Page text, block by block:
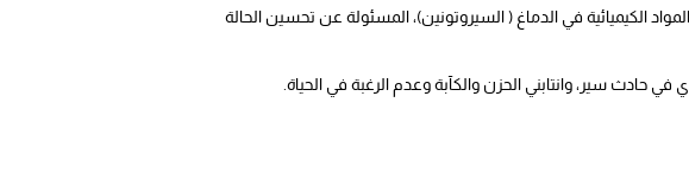
الكيميائية في الدماغ ( السيروتونين)، المسئولة عن تحسين الحالة
سير، وانتابني الحزن والكآبة وعدم الرغبة في الحياة.